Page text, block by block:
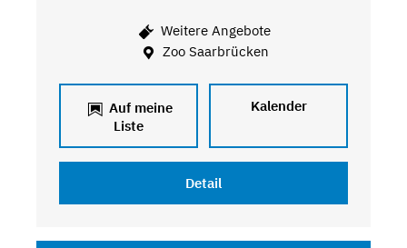
Weitere Angebote
Zoo Saarbrücken
Auf meine
Liste
Kalender
Detail